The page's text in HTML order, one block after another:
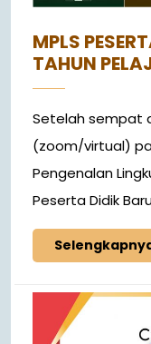
MPLS
TAHUN
Setelah sempat
(zoom/virtual)
Pengenalan
Peserta Didik